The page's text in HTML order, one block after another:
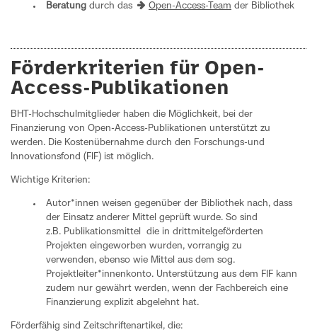
Beratung durch das Open-Access-Team der Bibliothek
Förderkriterien für Open-
Access-Publikationen
BHT-Hochschulmitglieder haben die Möglichkeit, bei der
Finanzierung von Open-Access-Publikationen unterstützt zu
werden. Die Kostenübernahme durch den Forschungs-und
Innovationsfond (FIF) ist möglich.
Wichtige Kriterien:
Autor*innen weisen gegenüber der Bibliothek nach, dass
der Einsatz anderer Mittel geprüft wurde. So sind
z.B. Publikationsmittel die in drittmitelgeförderten
Projekten eingeworben wurden, vorrangig zu
verwenden, ebenso wie Mittel aus dem sog.
Projektleiter*innenkonto. Unterstützung aus dem FIF kann
zudem nur gewährt werden, wenn der Fachbereich eine
Finanzierung explizit abgelehnt hat.
Förderfähig sind Zeitschriftenartikel, die: